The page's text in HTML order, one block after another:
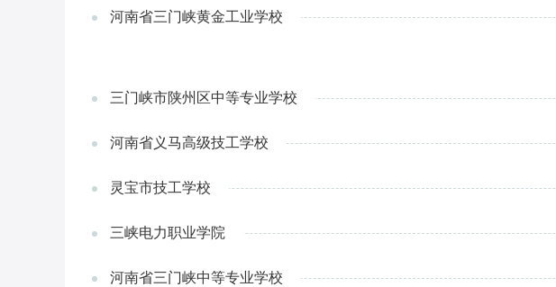
河南省三门峡黄金工业学校
三门峡市陕州区中等专业学校
河南省义马高级技工学校
灵宝市技工学校
三峡电力职业学院
河南省三门峡中等专业学校